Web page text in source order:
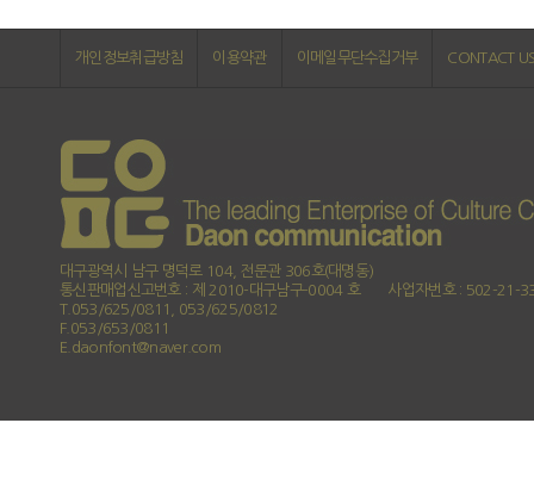
개인정보취급방침 이용약관 이메일무단수집거부 CONTACT
대구광역시 남구 명덕로 104, 전문관 306호(대명동)
통신판매업신고번호 : 제 2010-대구남구-0004 호
사업자번호 : 502-21-
T.053/625/0811, 053/625/0812
F.053/653/0811
E.daonfont@naver.com